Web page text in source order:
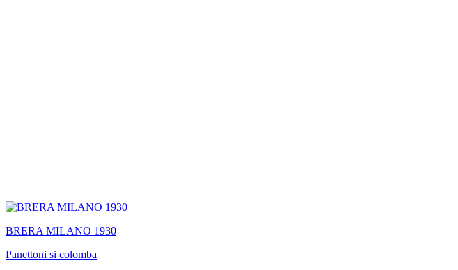
BRERA MILANO 1930
Panettoni si colomba